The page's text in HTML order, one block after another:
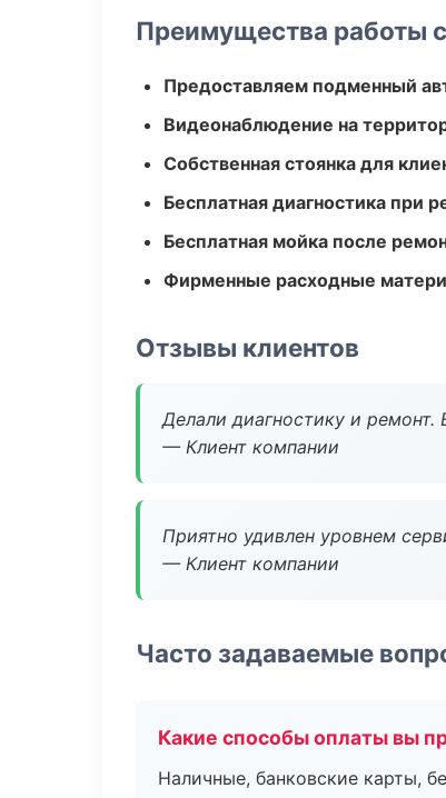
Преимущества работы
Предоставляем подменный
Видеонаблюдение на
Собственная стоянка для
Бесплатная диагностика при
Бесплатная мойка после
Фирменные расходные
Отзывы клиентов
Делали диагностику и
— Клиент компании
Приятно удивлен уровнем
— Клиент компании
Часто задаваемые
Какие способы оплаты вы
Наличные, банковские карты,